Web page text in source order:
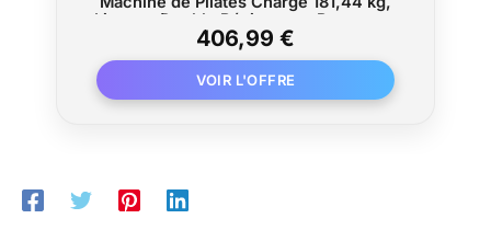
Lit avec Double Résistance, Ressort et
Cordon, Ensemble de Réformateur pour
Utilisateurs Avancés et Débutants, Gym
Domicile Studio
406,99 €